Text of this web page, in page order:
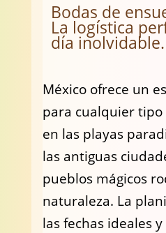
Bodas de
La logística
día inolvidable.
México ofrece un
para cualquier tipo
en las playas
las antiguas
pueblos mágicos
naturaleza. La
las fechas ideales